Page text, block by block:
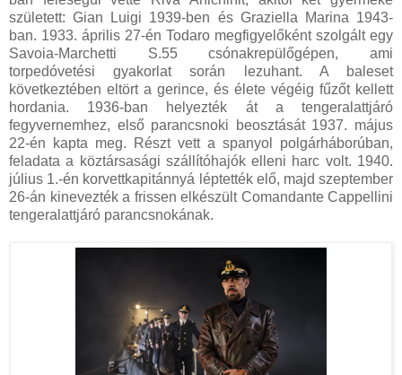
született: Gian Luigi 1939-ben és Graziella Marina 1943-
ban. 1933. április 27-én Todaro megfigyelőként szolgált egy
Savoia-Marchetti S.55 csónakrepülőgépen, ami
torpedóvetési gyakorlat során lezuhant. A baleset
következtében eltört a gerince, és élete végéig fűzőt kellett
hordania. 1936-ban helyezték át a tengeralattjáró
fegyvernemhez, első parancsnoki beosztását 1937. május
22-én kapta meg. Részt vett a spanyol polgárháborúban,
feladata a köztársasági szállítóhajók elleni harc volt. 1940.
július 1.-én korvettkapitánnyá léptették elő, majd szeptember
26-án kinevezték a frissen elkészült Comandante Cappellini
tengeralattjáró parancsnokának.